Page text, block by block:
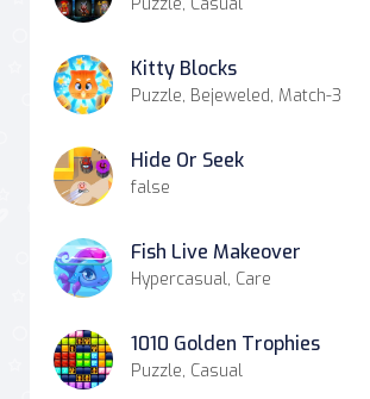
Kitty Blocks
Puzzle, Bejeweled, Match-3
Hide Or Seek
false
Fish Live Makeover
Hypercasual, Care
1010 Golden Trophies
Puzzle, Casual